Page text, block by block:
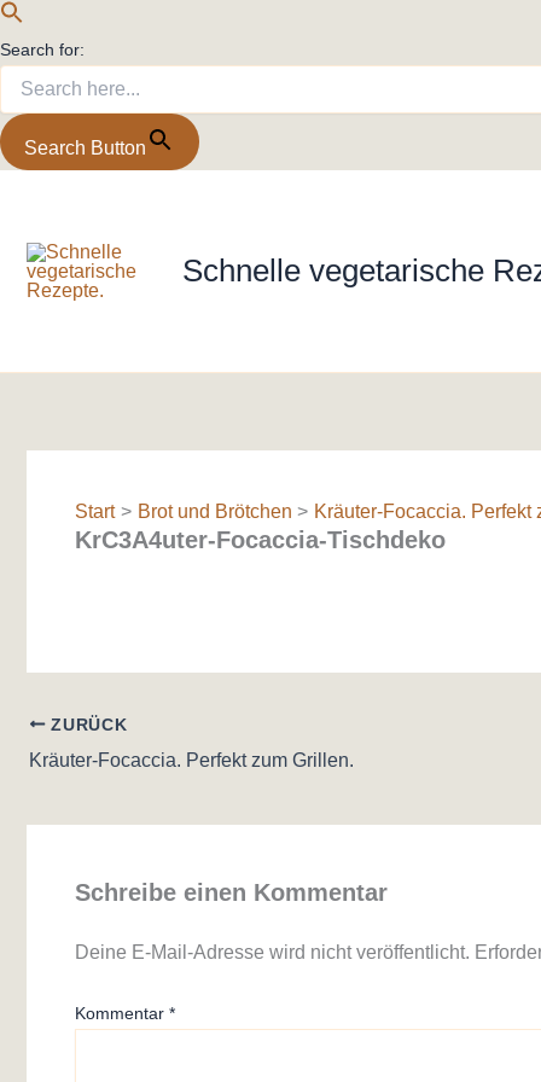
Search for:
Search Button
springen
Schnelle vegetarische
Start Brot und Brötchen Kräuter-Focaccia. Perfekt
KrC3A4uter-Focaccia-Tischdeko
ZURÜCK
Kräuter-Focaccia. Perfekt zum Grillen.
Schreibe einen Kommentar
Deine E-Mail-Adresse wird nicht veröffentlicht.
Kommentar *